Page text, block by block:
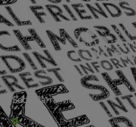
Sede Barra Mansa
Rua Rio Branco, nº107 (2º